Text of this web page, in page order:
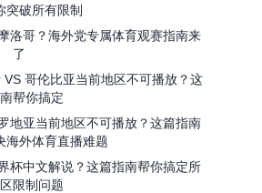
突破所有限制
洛哥？海外党专属体育观赛指南来
了
哥伦比亚当前地区不可播放？这
帮你搞定
地亚当前地区不可播放？这篇指南
海外体育直播难题
杯中文解说？这篇指南帮你搞定所
限制问题